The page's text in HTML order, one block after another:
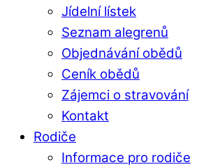
Jídelní lístek
Seznam alegrenů
Objednávání obědů
Ceník obědů
Zájemci o stravování
Kontakt
Rodiče
Informace pro rodiče